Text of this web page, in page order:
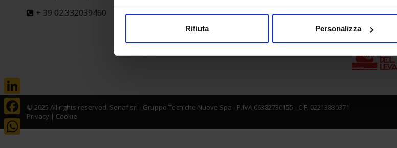
Rifiuta Personalizza
+ 39 02.332039460
© 2025 All rights reserved. Senaf srl - Gruppo Tecniche Nuove Spa - P.IVA 06382730155 - C.F. 02213830371
Privacy | Cookie
LinkedIn
Facebook